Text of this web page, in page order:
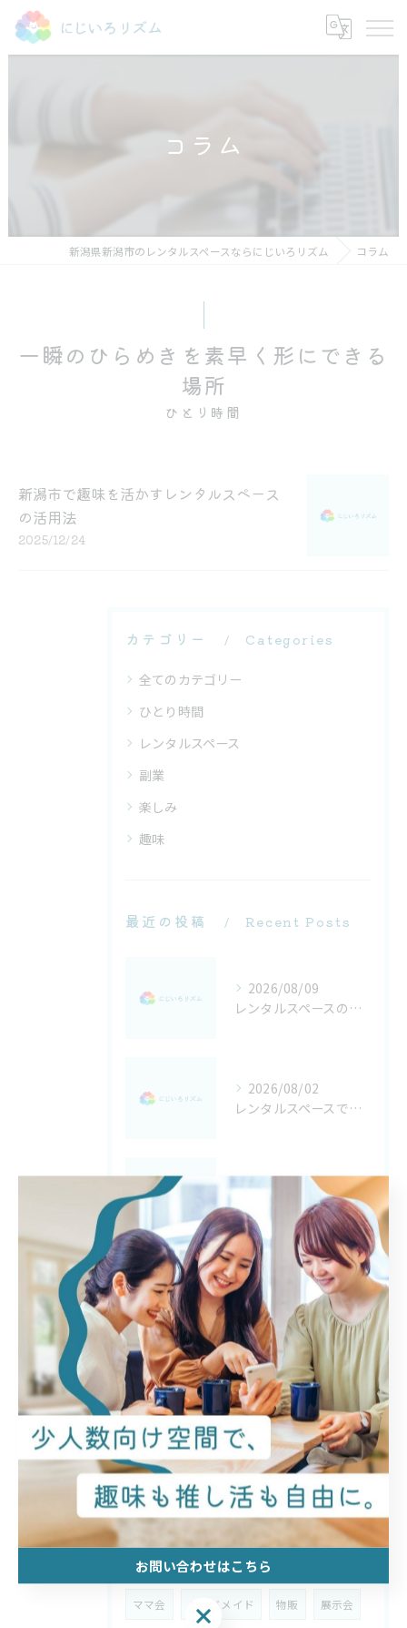
コラム
新潟県新潟市のレンタルスペースならにじいろリズム コラム
一瞬のひらめきを素早く形にできる
場所
ひとり時間
新潟市で趣味を活かすレンタルスペース
の活用法
2025/12/24
カテゴリー Categories
全てのカテゴリー
ひとり時間
レンタルスペース
副業
楽しみ
趣味
最近の投稿 Recent Posts
2026/08/09
レンタルスペースの共用活用術と新潟県新潟市阿賀野市での選び方
2026/08/02
レンタルスペースでライブラリーを活用したライブ鑑賞と安心マナーガイド
2026/07/26
レンタルスペースとロイヤルを活用する新潟県新潟市東蒲原郡阿賀町の新しい使い方ガイド
タグ Tags
アロマ 旅行 オンライン イベント
ハワイアン 簡単な曲 セルフケア
癒し 環境 地域 ウクレレ
イベント開催 新潟市
レンタルスペース 音楽教室
シェア会 講座 推し活
ママ会 ハンドメイド 物販 展示会
お問い合わせはこちら
お問い合わせはこちら